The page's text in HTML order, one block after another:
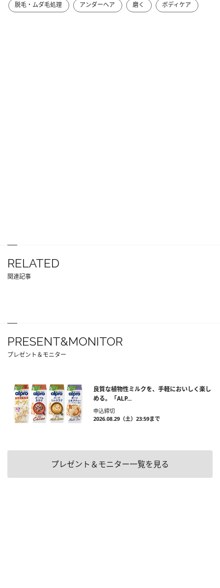
脱毛・ムダ毛処理
アンダーヘア 磨く ボディケア
RELATED
関連記事
PRESENT&MONITOR
プレゼント＆モニター
良質な植物性ミルクを、手軽においしく楽し
める。「ALP...
申込締切
2026.08.29（土）23:59まで
プレゼント＆モニター一覧を見る